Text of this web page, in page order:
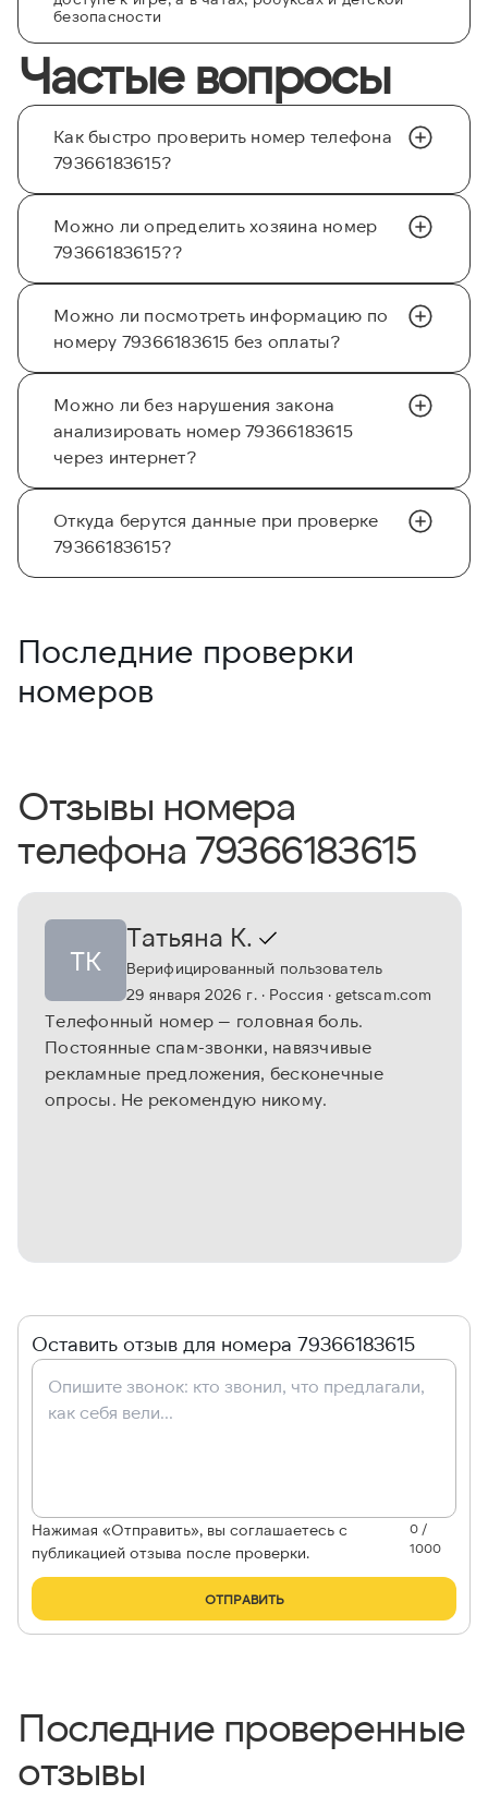
безопасности
Частые вопросы
Как быстро проверить номер телефона
79366183615?
Можно ли определить хозяина номер
79366183615??
Можно ли посмотреть информацию по
номеру 79366183615 без оплаты?
Можно ли без нарушения закона
анализировать номер 79366183615
через интернет?
Откуда берутся данные при проверке
79366183615?
Последние проверки
номеров
Отзывы номера
телефона 79366183615
ТК
Татьяна К.
Верифицированный пользователь
29 января 2026 г.· Россия · getscam.com
Телефонный номер — головная боль.
Постоянные спам-звонки, навязчивые
рекламные предложения, бесконечные
опросы. Не рекомендую никому.
Оставить отзыв для номера 79366183615
Нажимая «Отправить», вы соглашаетесь с
публикацией отзыва после проверки.
0 /
1000
ОТПРАВИТЬ
Последние проверенные
отзывы